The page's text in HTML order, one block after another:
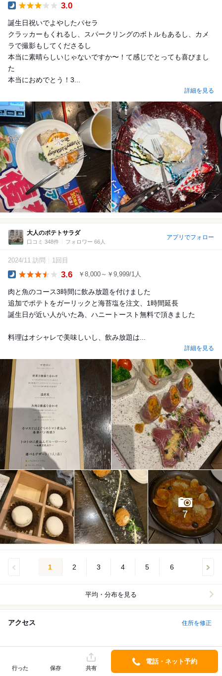
3.0
誕生日祝いでよやしたパセラ
クラッカーもくれるし、スパークリングのボトルもあるし、カメ
ラで撮影もしてくださるし
本当に素晴らしいじゃないですか〜！て感じでとっても喜びまし
た
本当におめでとう！3...
詳細を見る
大人のポテトサラダ
口コミ 348件 フォロワー 66人
アプリでフォロー
2024/11 訪問 1回目
3.6 ￥8,000～￥9,999/1人
肉と魚のコース3時間に飲み放題を付けました
追加でポテトをガーリックと海苔塩を注文、1時間延長
誕生日が近い人がいた為、ハニートースト無料で頂きました
料理はオシャレで美味しいし、飲み放題は...
詳細を見る
7
1 2 3 4 5 6
平均・分布を見る
アクセス 住所を修正
行った 保存 共有
電話・ネット予約